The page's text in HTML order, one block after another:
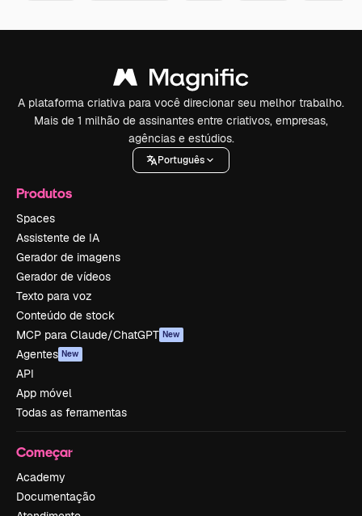
A plataforma criativa para você direcionar seu melhor trabalho.
Mais de 1 milhão de assinantes entre criativos, empresas,
agências e estúdios.
Português
Produtos
Spaces
Assistente de IA
Gerador de imagens
Gerador de vídeos
Texto para voz
Conteúdo de stock
MCP para Claude/ChatGPT New
Agentes New
API
App móvel
Todas as ferramentas
Começar
Academy
Documentação